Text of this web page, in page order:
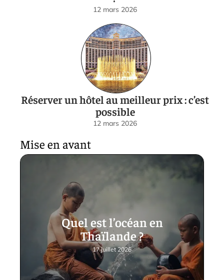
12 mars 2026
Réserver un hôtel au meilleur prix : c’est
possible
12 mars 2026
Mise en avant
Quel est l’océan en
Thaïlande ?
17 juillet 2026